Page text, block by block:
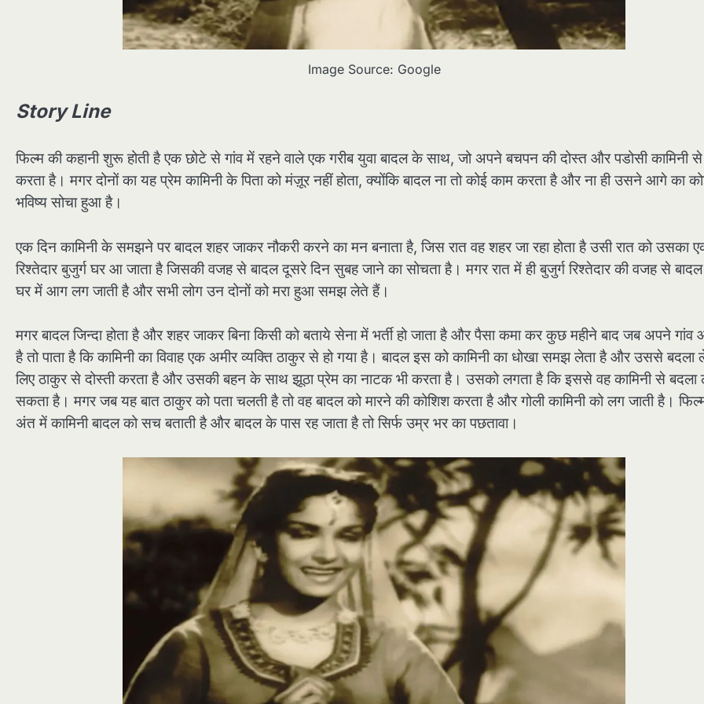
Image Source: Google
Story Line
फिल्म की कहानी शुरू होती है एक छोटे से गांव में रहने वाले एक गरीब युवा बादल के साथ, जो अपने बचपन की दोस्त और पडोसी कामिनी
करता है। मगर दोनों का यह प्रेम कामिनी के पिता को मंज़ूर नहीं होता, क्योंकि बादल ना तो कोई काम करता है और ना ही उसने आगे का
भविष्य सोचा हुआ है।
एक दिन कामिनी के समझने पर बादल शहर जाकर नौकरी करने का मन बनाता है, जिस रात वह शहर जा रहा होता है उसी रात को उसका
रिश्तेदार बुजुर्ग घर आ जाता है जिसकी वजह से बादल दूसरे दिन सुबह जाने का सोचता है। मगर रात में ही बुजुर्ग रिश्तेदार की वजह से
घर में आग लग जाती है और सभी लोग उन दोनों को मरा हुआ समझ लेते हैं।
मगर बादल जिन्दा होता है और शहर जाकर बिना किसी को बताये सेना में भर्ती हो जाता है और पैसा कमा कर कुछ महीने बाद जब अपने गांव
है तो पाता है कि कामिनी का विवाह एक अमीर व्यक्ति ठाकुर से हो गया है। बादल इस को कामिनी का धोखा समझ लेता है और उससे
लिए ठाकुर से दोस्ती करता है और उसकी बहन के साथ झूठा प्रेम का नाटक भी करता है। उसको लगता है कि इससे वह कामिनी से बदला
सकता है। मगर जब यह बात ठाकुर को पता चलती है तो वह बादल को मारने की कोशिश करता है और गोली कामिनी को लग जाती है।
अंत में कामिनी बादल को सच बताती है और बादल के पास रह जाता है तो सिर्फ उम्र भर का पछतावा।